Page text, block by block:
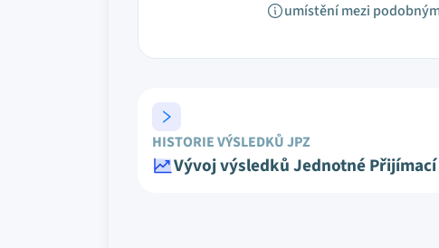
umístění mezi
HISTORIE VÝSLEDKŮ JPZ
Vývoj výsledků Jednotné